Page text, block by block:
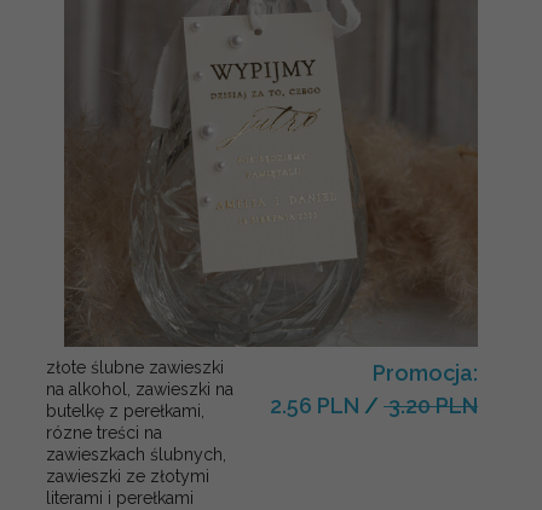
złote ślubne zawieszki
na alkohol, zawieszki na
butelkę z perełkami,
rózne treści na
zawieszkach ślubnych,
zawieszki ze złotymi
literami i perełkami
Promocja:
2.56 PLN / 3.20 PLN